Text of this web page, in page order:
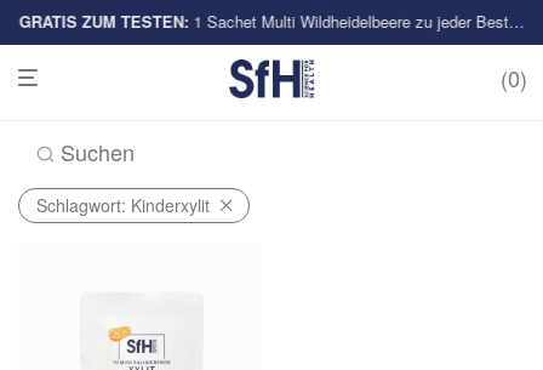
Multi-Sorten
GRATIS ZUM TESTEN: 1 Sachet Multi Wildheidelbeere zu jeder Bestellung
0
Suchen
Schlagwort: Kinderxylit